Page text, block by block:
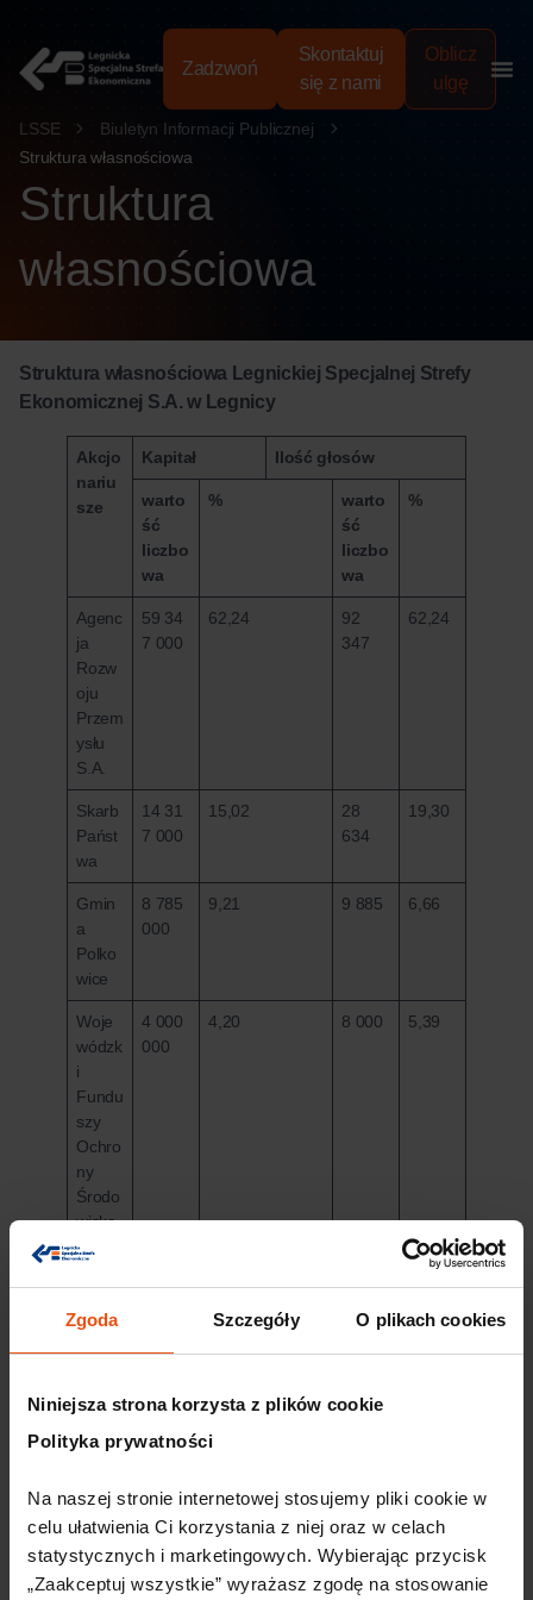
Zgoda Szczegóły O plikach cookies
Niniejsza strona korzysta z plików cookie
Polityka prywatności
Na naszej stronie internetowej stosujemy pliki cookie w
celu ułatwienia Ci korzystania z niej oraz w celach
statystycznych i marketingowych. Wybierając przycisk
„Zaakceptuj wszystkie” wyrażasz zgodę na stosowanie
Zadzwoń
Skontaktuj
się z nami
Oblicz
ulgę
LSSE
Biuletyn Informacji Publicznej
Struktura własnościowa
Struktura
własnościowa
Struktura własnościowa Legnickiej Specjalnej Strefy
Ekonomicznej S.A. w Legnicy
Akcjo
nariu
sze
Kapitał Ilość głosów
warto
ść
liczbo
wa
%
warto
ść
liczbo
wa
%
Agenc
ja
Rozw
oju
Przem
ysłu
S.A.
59 34
7 000
62,24
92
347
62,24
Skarb
Państ
wa
14 31
7 000
15,02
28
634
19,30
Gmin
a
Polko
wice
8 785
000
9,21 9 885 6,66
Woje
wódzk
i
Fundu
szy
Ochro
ny
Środo
wiska
i
Wodn
4 000
000
4,20 8 000 5,39
KGH
Polsk
Miedź
S.A.
4 408
4,62